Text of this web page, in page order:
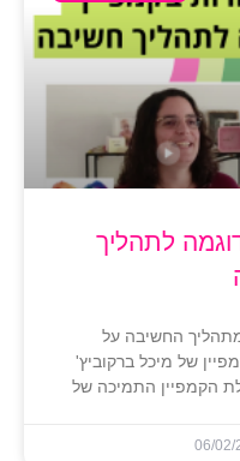
לתהליך
החשיבה על
של מיכל ברקוביץ'
הקמפיין התמיכה של